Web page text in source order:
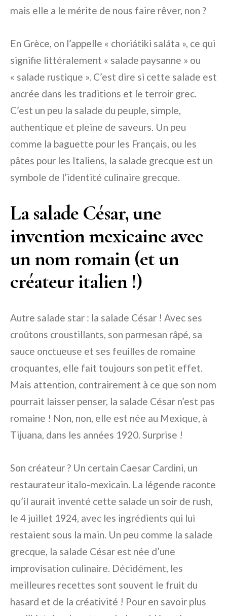
mais elle a le mérite de nous faire rêver, non ?
En Grèce, on l’appelle « choriátiki saláta », ce qui
signifie littéralement « salade paysanne » ou
« salade rustique ». C’est dire si cette salade est
ancrée dans les traditions et le terroir grec.
C’est un peu la salade du peuple, simple,
authentique et pleine de saveurs. Un peu
comme la baguette pour les Français, ou les
pâtes pour les Italiens, la salade grecque est un
symbole de l’identité culinaire grecque.
La salade César, une
invention mexicaine avec
un nom romain (et un
créateur italien !)
Autre salade star : la salade César ! Avec ses
croûtons croustillants, son parmesan râpé, sa
sauce onctueuse et ses feuilles de romaine
croquantes, elle fait toujours son petit effet.
Mais attention, contrairement à ce que son nom
pourrait laisser penser, la salade César n’est pas
romaine ! Non, non, elle est née au Mexique, à
Tijuana, dans les années 1920. Surprise !
Son créateur ? Un certain Caesar Cardini, un
restaurateur italo-mexicain. La légende raconte
qu’il aurait inventé cette salade un soir de rush,
le 4 juillet 1924, avec les ingrédients qui lui
restaient sous la main. Un peu comme la salade
grecque, la salade César est née d’une
improvisation culinaire. Décidément, les
meilleures recettes sont souvent le fruit du
hasard et de la créativité ! Pour en savoir plus